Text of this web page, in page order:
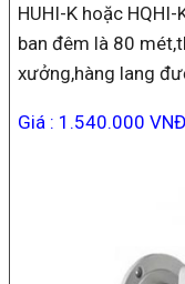
HUHI-K hoặc
ban đêm là 80
xưởng,hàng lang
Giá : 1.540.000